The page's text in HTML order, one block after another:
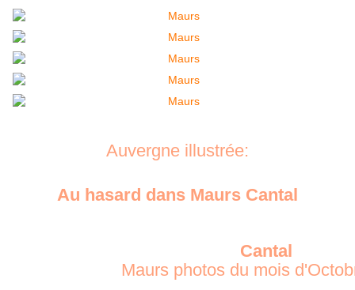
Auvergne illustrée:
Au hasard dans Maurs Cantal
Cantal
Maurs photos du mois